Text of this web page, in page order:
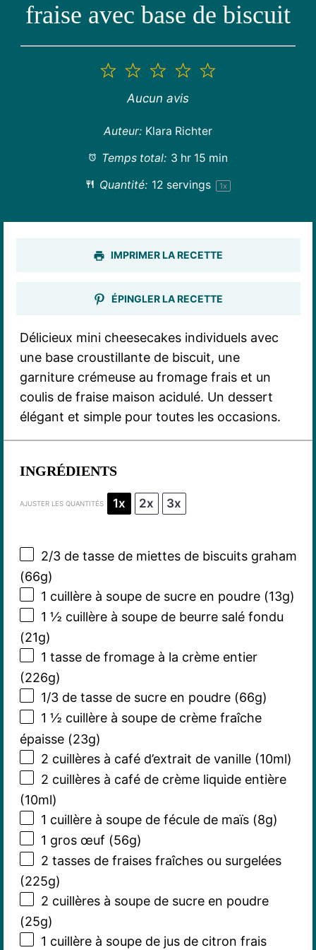
fraise avec base de biscuit
5
4
3
étoiles
2
étoiles
1
étoile
Aucun avis
Auteur: Klara Richter
Temps total: 3 hr 15 min
Quantité: 12 servings 1x
IMPRIMER LA RECETTE
ÉPINGLER LA RECETTE
Délicieux mini cheesecakes individuels avec
une base croustillante de biscuit, une
garniture crémeuse au fromage frais et un
coulis de fraise maison acidulé. Un dessert
élégant et simple pour toutes les occasions.
INGRÉDIENTS
AJUSTER LES QUANTITÉS 1x 2x 3x
2/3de tasse de miettes de biscuits graham
(66g)
1 cuillère à soupe de sucre en poudre (13g)
1 ½ cuillère à soupe de beurre salé fondu
(21g)
1 tasse de fromage à la crème entier
(226g)
1/3de tasse de sucre en poudre (66g)
1 ½ cuillère à soupe de crème fraîche
épaisse (23g)
2 cuillères à café d’extrait de vanille (10ml)
2 cuillères à café de crème liquide entière
(10ml)
1 cuillère à soupe de fécule de maïs (8g)
1 gros œuf (56g)
2 tasses de fraises fraîches ou surgelées
(225g)
2 cuillères à soupe de sucre en poudre
(25g)
1 cuillère à soupe de jus de citron frais